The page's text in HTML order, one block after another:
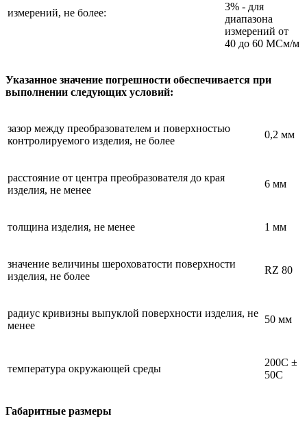
измерений, не более:
3% - для
диапазона
измерений от
40 до 60 МСм/м
Указанное значение погрешности обеспечивается при
выполнении следующих условий:
зазор между преобразователем и поверхностью
контролируемого изделия, не более
0,2 мм
расстояние от центра преобразователя до края
изделия, не менее
6 мм
толщина изделия, не менее 1 мм
значение величины шероховатости поверхности
изделия, не более
RZ 80
радиус кривизны выпуклой поверхности изделия, не
менее
50 мм
температура окружающей среды
200С ±
50С
Габаритные размеры